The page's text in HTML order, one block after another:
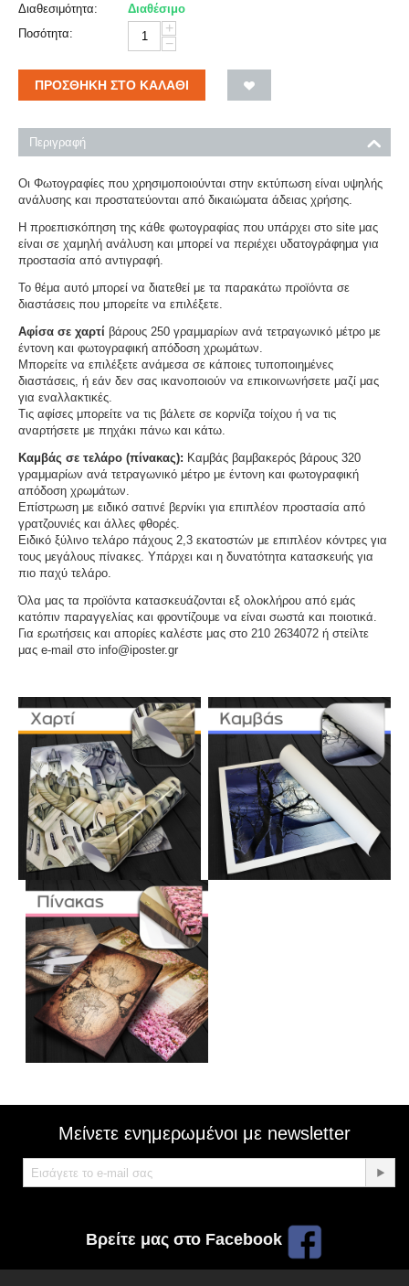
Διαθεσιμότητα:
Διαθέσιμο
Ποσότητα:
+
−
ΠΡΟΣΘΉΚΗ ΣΤΟ ΚΑΛΆΘΙ
Περιγραφή
Οι Φωτογραφίες που χρησιμοποιούνται στην εκτύπωση είναι υψηλής
ανάλυσης και προστατεύονται από δικαιώματα άδειας χρήσης.
Η προεπισκόπηση της κάθε φωτογραφίας που υπάρχει στο site μας
είναι σε χαμηλή ανάλυση και μπορεί να περιέχει υδατογράφημα για
προστασία από αντιγραφή.
Το θέμα αυτό μπορεί να διατεθεί με τα παρακάτω προϊόντα σε
διαστάσεις που μπορείτε να επιλέξετε.
Αφίσα σε χαρτί βάρους 250 γραμμαρίων ανά τετραγωνικό μέτρο με
έντονη και φωτογραφική απόδοση χρωμάτων.
Μπορείτε να επιλέξετε ανάμεσα σε κάποιες τυποποιημένες
διαστάσεις, ή εάν δεν σας ικανοποιούν να επικοινωνήσετε μαζί μας
για εναλλακτικές.
Τις αφίσες μπορείτε να τις βάλετε σε κορνίζα τοίχου ή να τις
αναρτήσετε με πηχάκι πάνω και κάτω.
Καμβάς σε τελάρο (πίνακας): Καμβάς βαμβακερός βάρους 320
γραμμαρίων ανά τετραγωνικό μέτρο με έντονη και φωτογραφική
απόδοση χρωμάτων.
Επίστρωση με ειδικό σατινέ βερνίκι για επιπλέον προστασία από
γρατζουνιές και άλλες φθορές.
Ειδικό ξύλινο τελάρο πάχους 2,3 εκατοστών με επιπλέον κόντρες για
τους μεγάλους πίνακες. Υπάρχει και η δυνατότητα κατασκευής για
πιο παχύ τελάρο.
Όλα μας τα προϊόντα κατασκευάζονται εξ ολοκλήρου από εμάς
κατόπιν παραγγελίας και φροντίζουμε να είναι σωστά και ποιοτικά.
Για ερωτήσεις και απορίες καλέστε μας στο 210 2634072 ή στείλτε
μας e-mail στο info@iposter.gr
Μείνετε ενημερωμένοι με newsletter
Βρείτε μας στο Facebook